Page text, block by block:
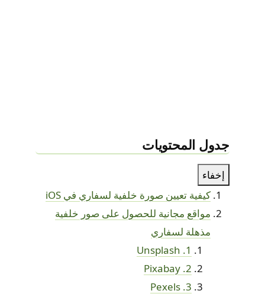
جدول المحتويات
إخفاء
كيفية تعيين صورة خلفية لسفاري في iOS
مواقع مجانية للحصول على صور خلفية
مذهلة لسفاري
1. Unsplash
2. Pixabay
3. Pexels